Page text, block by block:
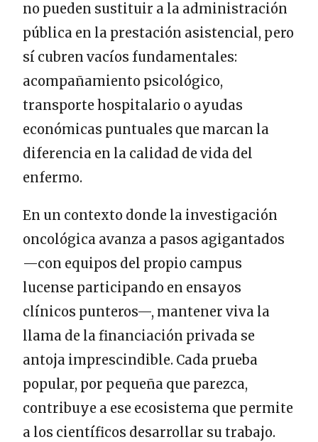
no pueden sustituir a la administración
pública en la prestación asistencial, pero
sí cubren vacíos fundamentales:
acompañamiento psicológico,
transporte hospitalario o ayudas
económicas puntuales que marcan la
diferencia en la calidad de vida del
enfermo.
En un contexto donde la investigación
oncológica avanza a pasos agigantados
—con equipos del propio campus
lucense participando en ensayos
clínicos punteros—, mantener viva la
llama de la financiación privada se
antoja imprescindible. Cada prueba
popular, por pequeña que parezca,
contribuye a ese ecosistema que permite
a los científicos desarrollar su trabajo.